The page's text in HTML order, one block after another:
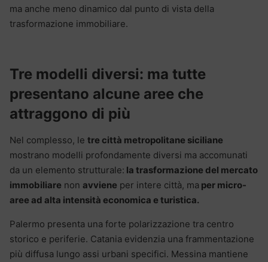
ma anche meno dinamico dal punto di vista della
trasformazione immobiliare.
Tre modelli diversi: ma tutte
presentano alcune aree che
attraggono di più
Nel complesso, le tre città metropolitane siciliane
mostrano modelli profondamente diversi ma accomunati
da un elemento strutturale: la trasformazione del mercato
immobiliare non avviene per intere città, ma per micro-
aree ad alta intensità economica e turistica.
Palermo presenta una forte polarizzazione tra centro
storico e periferie. Catania evidenzia una frammentazione
più diffusa lungo assi urbani specifici. Messina mantiene